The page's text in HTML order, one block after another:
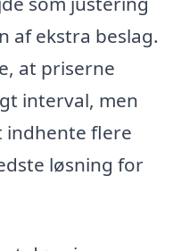
af ekstra beslag.
at priserne
interval, men
indhente flere
løsning for